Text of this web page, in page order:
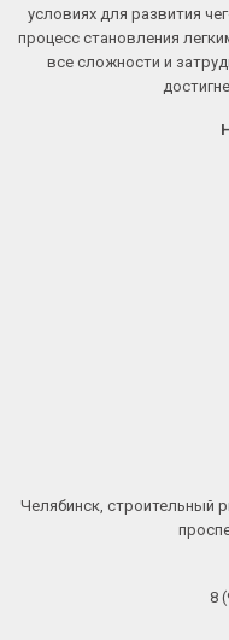
условиях для развития
процесс становления
все сложности и
Челябинск, строительный
8